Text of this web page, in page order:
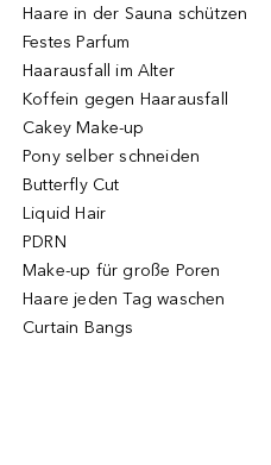
Haare in der Sauna schützen
Festes Parfum
Haarausfall im Alter
Koffein gegen Haarausfall
Cakey Make-up
Pony selber schneiden
Butterfly Cut
Liquid Hair
PDRN
Make-up für große Poren
Haare jeden Tag waschen
Curtain Bangs